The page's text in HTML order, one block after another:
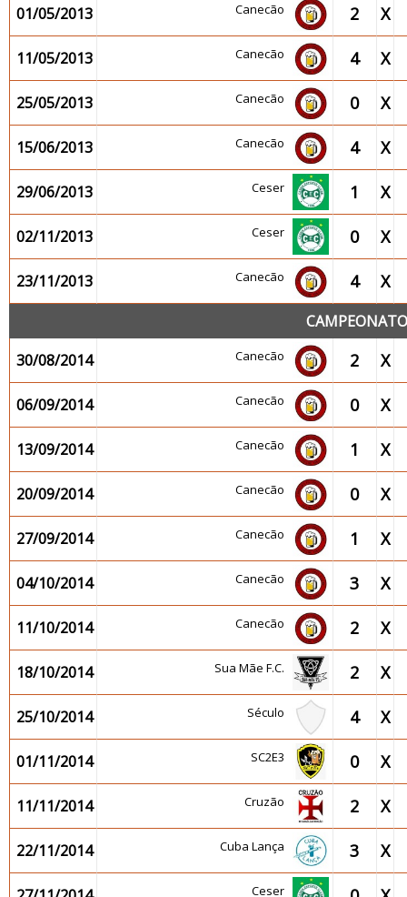
01/05/2013 Canecão 2 X
11/05/2013 Canecão 4 X
25/05/2013 Canecão 0 X
15/06/2013 Canecão 4 X
29/06/2013 Ceser 1 X
02/11/2013 Ceser 0 X
23/11/2013 Canecão 4 X
30/08/2014
Canecão 2 X
06/09/2014 Canecão 0 X
13/09/2014 Canecão 1 X
20/09/2014 Canecão 0 X
27/09/2014 Canecão 1 X
04/10/2014 Canecão 3 X
11/10/2014 Canecão 2 X
18/10/2014 Sua Mãe F.C. 2 X
25/10/2014 Século 4 X
01/11/2014 SC2E3 0 X
11/11/2014 Cruzão 2 X
22/11/2014 Cuba Lança 3 X
Ceser